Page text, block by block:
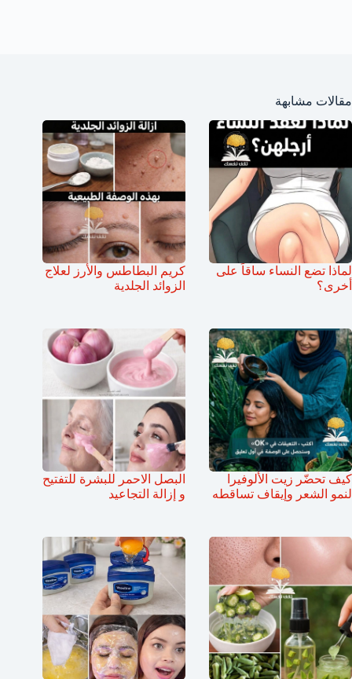
مقالات مشابهة
لماذا تضع النساء ساقاً على
أخرى؟
كريم البطاطس والأرز لعلاج
الزوائد الجلدية
كيف تحضّر زيت الألوفيرا
لنمو الشعر وإيقاف تساقطه
البصل الاحمر للبشرة للتفتيح
و إزالة التجاعيد